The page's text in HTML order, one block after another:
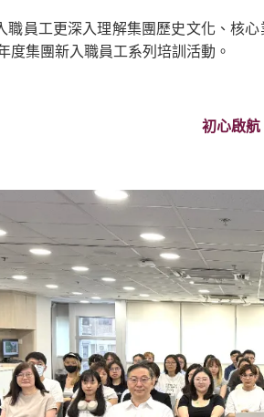
職員工更深入理解集團歷史文化、核
度集團新入職員工系列培訓活動。
初心啟航